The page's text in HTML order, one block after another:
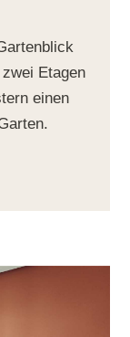
Etagen
einen